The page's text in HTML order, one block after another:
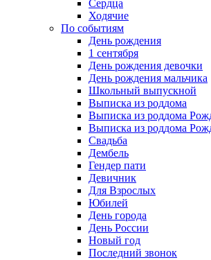
Сердца
Ходячие
По событиям
День рождения
1 сентября
День рождения девочки
День рождения мальчика
Школьный выпускной
Выписка из роддома
Выписка из роддома
Выписка из роддома
Свадьба
Дембель
Гендер пати
Девичник
Для Взрослых
Юбилей
День города
День России
Новый год
Последний звонок